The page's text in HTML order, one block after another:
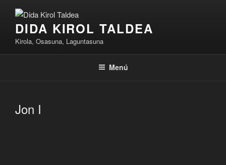
contenidoDIDA KIROL TALDEA
Kirola, Osasuna, Laguntasuna
Menú
Jon I